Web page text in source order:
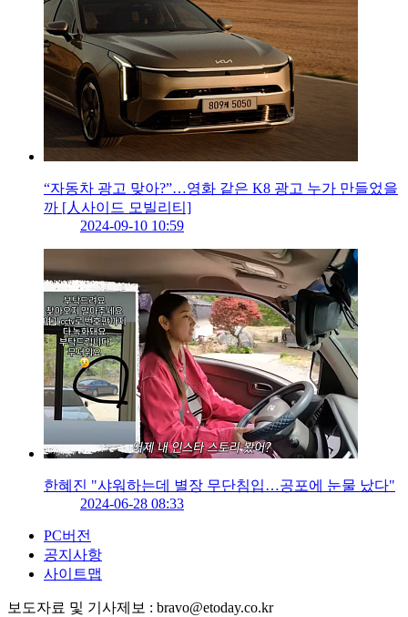
“자동차 광고 맞아?”…영화 같은 K8 광고 누가 만들었을
까 [人사이드 모빌리티]
2024-09-10 10:59
한혜진 "샤워하는데 별장 무단침입…공포에 눈물 났다"
2024-06-28 08:33
PC버전
공지사항
사이트맵
보도자료 및 기사제보 : bravo@etoday.co.kr